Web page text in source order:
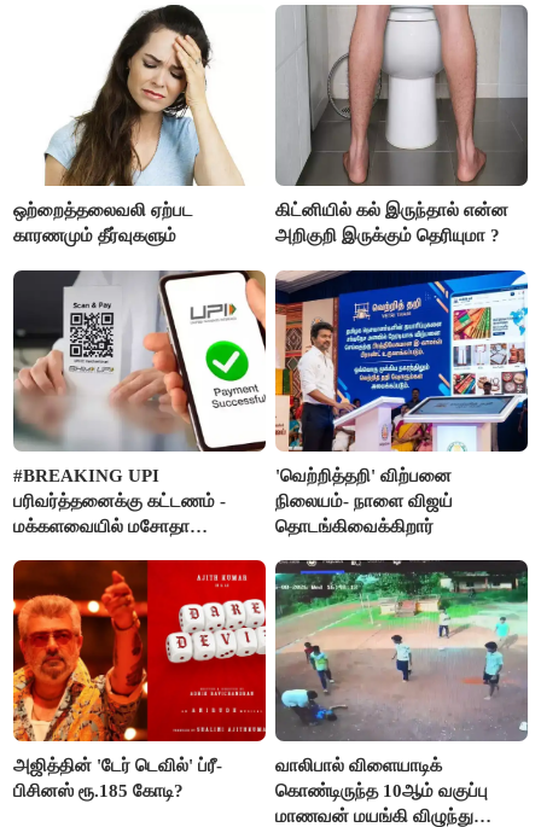
ஒற்றைத்தலைவலி ஏற்பட
காரணமும் தீர்வுகளும்
கிட்னியில் கல் இருந்தால் என்ன
அறிகுறி இருக்கும் தெரியுமா ?
#BREAKING UPI
பரிவர்த்தனைக்கு கட்டணம் -
மக்களவையில் மசோதா
'வெற்றித்தறி' விற்பனை
நிலையம்- நாளை விஜய்
தொடங்கிவைக்கிறார்
அஜித்தின் 'டேர் டெவில்' ப்ரீ-
பிசினஸ் ரூ.185 கோடி?
வாலிபால் விளையாடிக்
கொண்டிருந்த 10ஆம் வகுப்பு
மாணவன் மயங்கி விழுந்து